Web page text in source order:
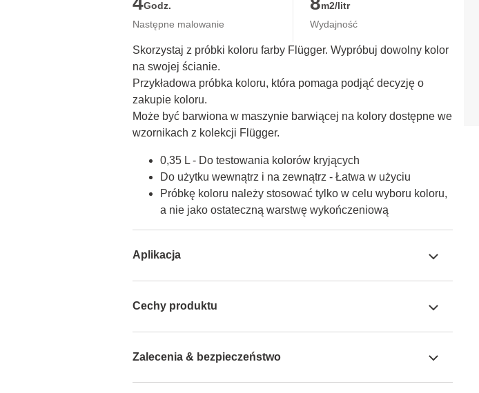
Godz.
Następne malowanie
m2/litr
Wydajność
Skorzystaj z próbki koloru farby Flügger. Wypróbuj dowolny kolor
na swojej ścianie.
Przykładowa próbka koloru, która pomaga podjąć decyzję o
zakupie koloru.
Może być barwiona w maszynie barwiącej na kolory dostępne we
wzornikach z kolekcji Flügger.
0,35 L - Do testowania kolorów kryjących
Do użytku wewnątrz i na zewnątrz - Łatwa w użyciu
Próbkę koloru należy stosować tylko w celu wyboru koloru,
a nie jako ostateczną warstwę wykończeniową
Aplikacja
Cechy produktu
Zalecenia & bezpieczeństwo